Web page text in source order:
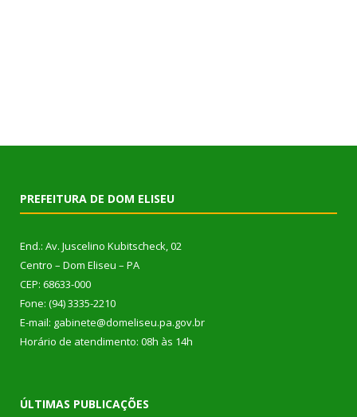
PREFEITURA DE DOM ELISEU
End.: Av. Juscelino Kubitscheck, 02
Centro – Dom Eliseu – PA
CEP: 68633-000
Fone: (94) 3335-2210
E-mail: gabinete@domeliseu.pa.gov.br
Horário de atendimento: 08h às 14h
ÚLTIMAS PUBLICAÇÕES